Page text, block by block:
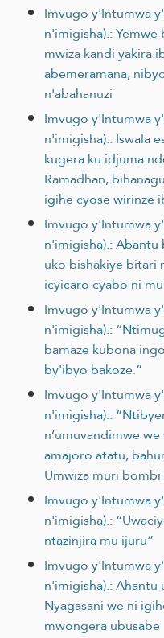
Imvugo y'Intumwa
n'imigisha).:
mwiza kandi yakira
abemeramana,
n'abahanuzi
Imvugo y'Intumwa
n'imigisha).: Iswala
kugera ku idjuma
Ramadhan,
igihe cyose wirinze
Imvugo y'Intumwa
n'imigisha).:
uko bishakiye bitari
icyicaro cyabo ni
Imvugo y'Intumwa
n'imigisha).:
bamaze kubona
by'ibyo bakoze.”
Imvugo y'Intumwa
n'imigisha).:
n’umuvandimwe
amajoro atatu,
Umwiza muri
Imvugo y'Intumwa
n'imigisha).:
ntazinjira mu ijuru”
Imvugo y'Intumwa
n'imigisha).:
Nyagasani we ni
mwongera ubusabe